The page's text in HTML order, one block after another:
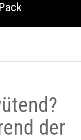
Pack
der